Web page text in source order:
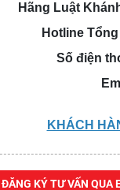
Hãng Luật
Hotline
Số điện
KHÁCH
ĐĂNG KÝ TƯ VẤN QUA